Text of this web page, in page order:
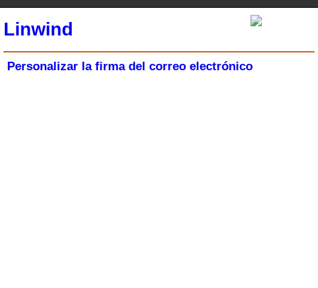
Linwind
Personalizar la firma del correo electrónico